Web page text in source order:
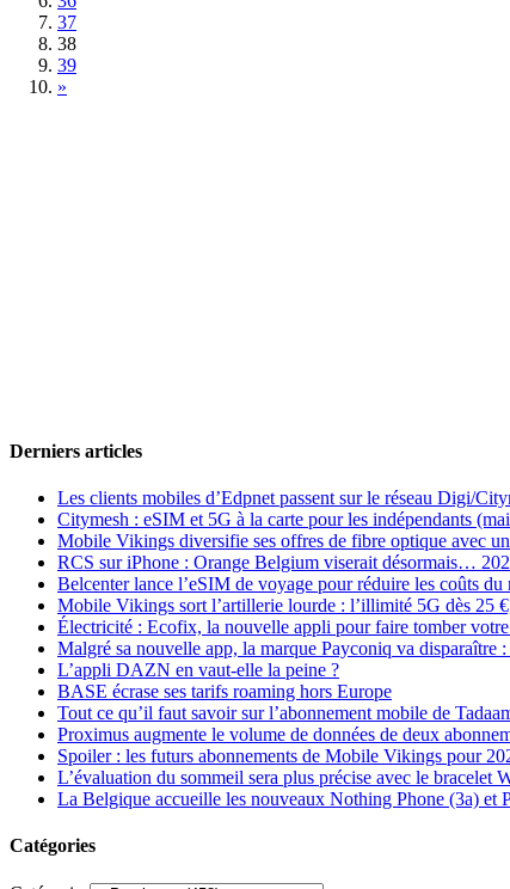
37
38
39
»
Derniers articles
Les clients mobiles d’Edpnet passent sur le réseau Digi/
Citymesh : eSIM et 5G à la carte pour les indépendants
Mobile Vikings diversifie ses offres de fibre optique avec
RCS sur iPhone : Orange Belgium viserait désormais…
Belcenter lance l’eSIM de voyage pour réduire les coûts
Mobile Vikings sort l’artillerie lourde : l’illimité 5G dès 25
Électricité : Ecofix, la nouvelle appli pour faire tomber
Malgré sa nouvelle app, la marque Payconiq va disparaître
L’appli DAZN en vaut-elle la peine ?
BASE écrase ses tarifs roaming hors Europe
Tout ce qu’il faut savoir sur l’abonnement mobile de
Proximus augmente le volume de données de deux
Spoiler : les futurs abonnements de Mobile Vikings pour
L’évaluation du sommeil sera plus précise avec le bracelet
La Belgique accueille les nouveaux Nothing Phone (3a) et
Catégories